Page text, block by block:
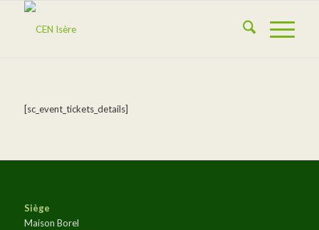
[sc_event_tickets_details]
Siège
Maison Borel